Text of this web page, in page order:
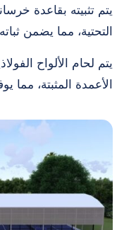
يتم تثبيته بقاعدة
التحتية، مما يضمن
الأعمدة المثبتة، مما